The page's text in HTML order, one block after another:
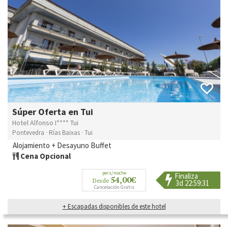
Súper Oferta en Tui
Hotel Alfonso I**** Tui
Pontevedra · Rías Baixas · Tui
Alojamiento + Desayuno Buffet
Cena Opcional
pers/noche
Desde 54,00€
Cancelación Gratis
Finaliza
3d 22:59:28
+ Escapadas disponibles de este hotel